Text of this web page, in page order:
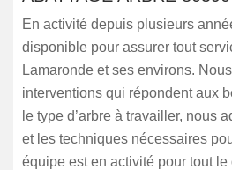
En activité depuis plusieurs
disponible pour assurer tout
Lamaronde et ses environs.
interventions qui répondent aux
le type d’arbre à travailler, nous
et les techniques nécessaires
équipe est en activité pour tout le